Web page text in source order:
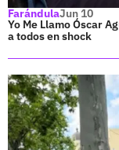
FarándulaJun 10
Yo Me Llamo Óscar
a todos en shock